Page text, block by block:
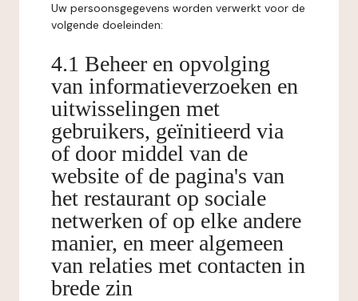
Uw persoonsgegevens worden verwerkt voor de
volgende doeleinden:
4.1 Beheer en opvolging
van informatieverzoeken en
uitwisselingen met
gebruikers, geïnitieerd via
of door middel van de
website of de pagina's van
het restaurant op sociale
netwerken of op elke andere
manier, en meer algemeen
van relaties met contacten in
brede zin